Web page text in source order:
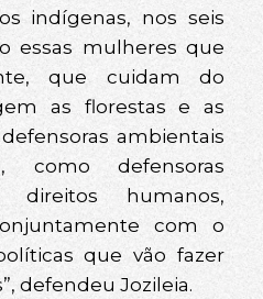
indígenas, nos seis
essas mulheres que
que cuidam do
as florestas e as
ambientais
como defensoras
humanos,
com o
que vão fazer
defendeu Jozileia.